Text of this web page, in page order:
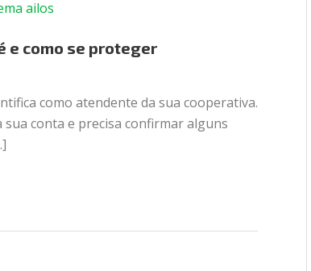
e como se proteger
como atendente da sua cooperativa.
conta e precisa confirmar alguns